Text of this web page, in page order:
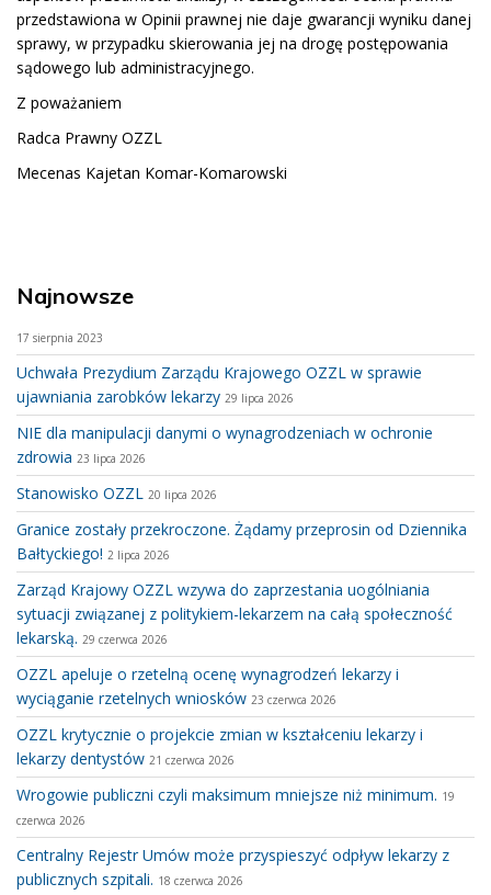
przedstawiona w Opinii prawnej nie daje gwarancji wyniku danej
sprawy, w przypadku skierowania jej na drogę postępowania
sądowego lub administracyjnego.
Z poważaniem
Radca Prawny OZZL
Mecenas Kajetan Komar-Komarowski
Najnowsze
17 sierpnia 2023
Uchwała Prezydium Zarządu Krajowego OZZL w sprawie
ujawniania zarobków lekarzy 29 lipca 2026
NIE dla manipulacji danymi o wynagrodzeniach w ochronie
zdrowia 23 lipca 2026
Stanowisko OZZL 20 lipca 2026
Granice zostały przekroczone. Żądamy przeprosin od Dziennika
Bałtyckiego! 2 lipca 2026
Zarząd Krajowy OZZL wzywa do zaprzestania uogólniania
sytuacji związanej z politykiem-lekarzem na całą społeczność
lekarską. 29 czerwca 2026
OZZL apeluje o rzetelną ocenę wynagrodzeń lekarzy i
wyciąganie rzetelnych wniosków 23 czerwca 2026
OZZL krytycznie o projekcie zmian w kształceniu lekarzy i
lekarzy dentystów 21 czerwca 2026
Wrogowie publiczni czyli maksimum mniejsze niż minimum. 19
czerwca 2026
Centralny Rejestr Umów może przyspieszyć odpływ lekarzy z
publicznych szpitali. 18 czerwca 2026